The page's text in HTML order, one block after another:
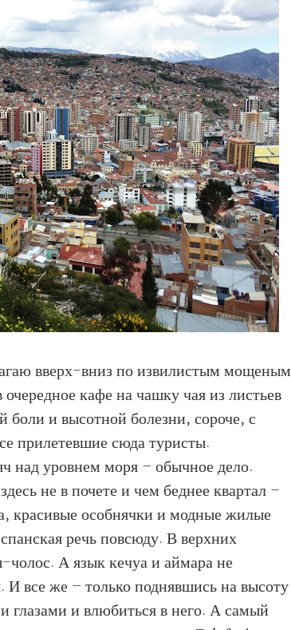
вверх-вниз по извилистым мощеным
кафе на чашку чая из листьев
боли и высотной болезни, сороче, с
прилетевшие сюда туристы.
над уровнем моря – обычное дело.
не в почете и чем беднее квартал –
красивые особнячки и модные жилые
речь повсюду. В верхних
А язык кечуа и аймара не
И все же – только поднявшись на высоту
глазами и влюбиться в него. А самый